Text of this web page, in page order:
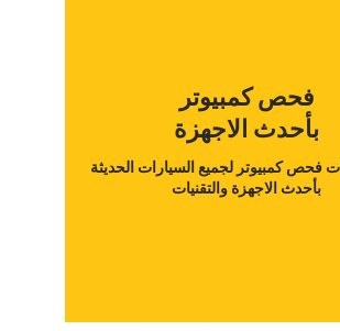
فحص كمبيوتر
بأحدث الاجهزة
فحص كمبيوتر لجميع السيارات الحديثة
بأحدث الاجهزة والتقنيات